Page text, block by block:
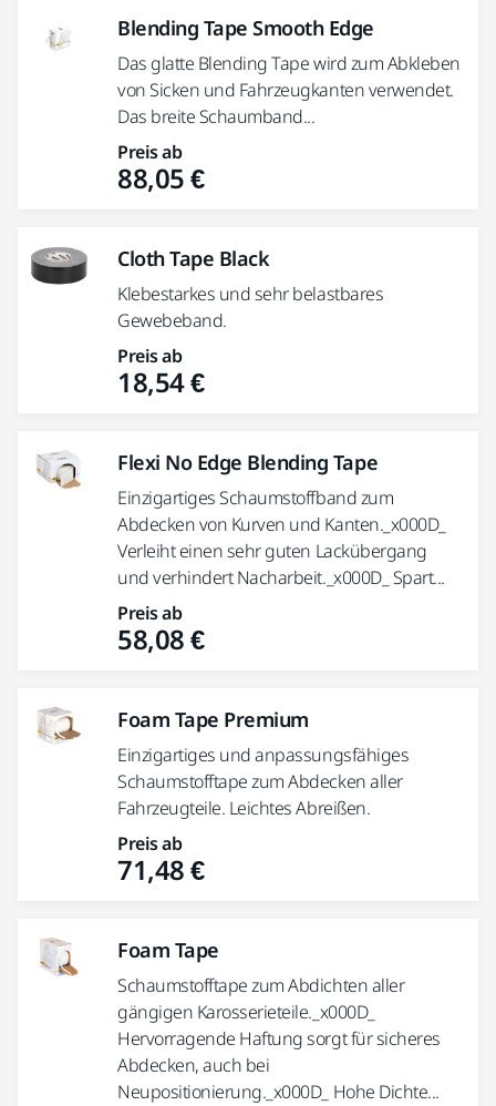
Blending Tape Smooth Edge
Das glatte Blending Tape wird zum Abkleben
von Sicken und Fahrzeugkanten verwendet.
Das breite Schaumband...
Preis ab
88,05 €
Cloth Tape Black
Klebestarkes und sehr belastbares
Gewebeband.
Preis ab
18,54 €
Flexi No Edge Blending Tape
Einzigartiges Schaumstoffband zum
Abdecken von Kurven und Kanten._x000D_
Verleiht einen sehr guten Lackübergang
und verhindert Nacharbeit._x000D_ Spart...
Preis ab
58,08 €
Foam Tape Premium
Einzigartiges und anpassungsfähiges
Schaumstofftape zum Abdecken aller
Fahrzeugteile. Leichtes Abreißen.
Preis ab
71,48 €
Foam Tape
Schaumstofftape zum Abdichten aller
gängigen Karosserieteile._x000D_
Hervorragende Haftung sorgt für sicheres
Abdecken, auch bei
Neupositionierung._x000D_ Hohe Dichte...